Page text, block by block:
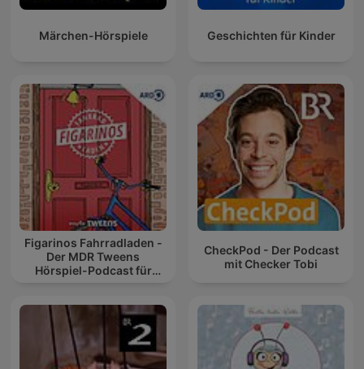
Märchen-Hörspiele Geschichten für Kinder
Figarinos Fahrradladen -
Der MDR Tweens
Hörspiel-Podcast für
CheckPod - Der Podcast
mit Checker Tobi